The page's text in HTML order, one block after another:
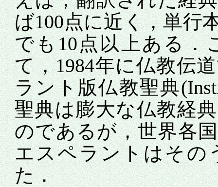
ば100点に近く，単行
でも10点以上ある．
て，1984年に仏教伝
ラント版仏教聖典
聖典は膨大な仏教経
のであるが，世界各
エスペラントはその
た．